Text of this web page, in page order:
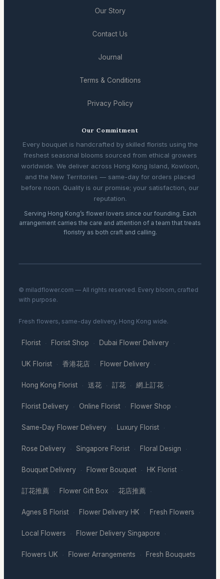
Our Story
Contact Us
Journal
Terms & Conditions
Privacy Policy
Our Commitment
Every bouquet is handcrafted by skilled florists using the
freshest seasonal blooms sourced from ethical growers
worldwide. We deliver across Hong Kong Island, Kowloon,
and the New Territories — same-day for orders placed
before noon. Quality is our promise; your satisfaction, our
reputation.
Serving Hong Kong’s flower lovers since our founding. Each
arrangement carries the care and attention of a team that treats
floristry as both craft and calling.
© miladflower.com — All rights reserved. Every bloom, crafted
with purpose.
Fresh flowers, same-day delivery, Hong Kong wide.
Florist · Florist Shop · Dubai Flower Delivery ·
UK Florist · 香港花店 · Flower Delivery ·
Hong Kong Florist · 送花 · 訂花 · 網上訂花 ·
Florist Delivery · Online Florist · Flower Shop ·
Same-Day Flower Delivery · Luxury Florist ·
Rose Delivery · Singapore Florist · Floral Design ·
Bouquet Delivery · Flower Bouquet · HK Florist ·
訂花推薦 · Flower Gift Box · 花店推薦 ·
Agnes B Florist · Flower Delivery HK · Fresh Flowers ·
Local Flowers · Flower Delivery Singapore ·
Flowers UK · Flower Arrangements · Fresh Bouquets